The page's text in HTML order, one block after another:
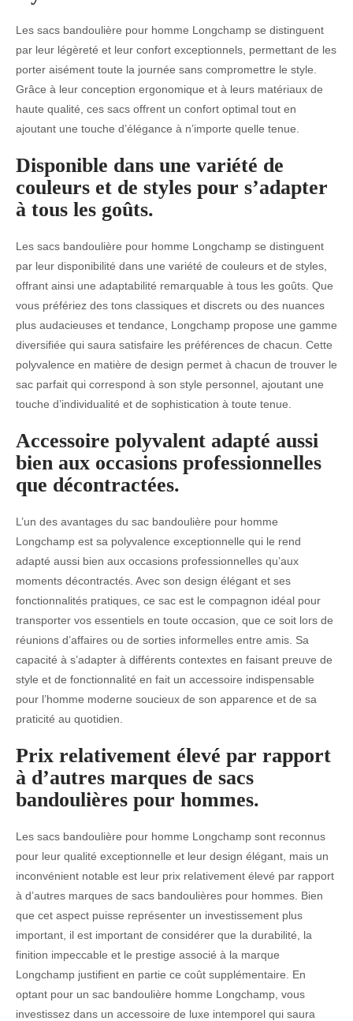
Les sacs bandoulière pour homme Longchamp se distinguent
par leur légèreté et leur confort exceptionnels, permettant de les
porter aisément toute la journée sans compromettre le style.
Grâce à leur conception ergonomique et à leurs matériaux de
haute qualité, ces sacs offrent un confort optimal tout en
ajoutant une touche d’élégance à n’importe quelle tenue.
Disponible dans une variété de
couleurs et de styles pour s’adapter
à tous les goûts.
Les sacs bandoulière pour homme Longchamp se distinguent
par leur disponibilité dans une variété de couleurs et de styles,
offrant ainsi une adaptabilité remarquable à tous les goûts. Que
vous préfériez des tons classiques et discrets ou des nuances
plus audacieuses et tendance, Longchamp propose une gamme
diversifiée qui saura satisfaire les préférences de chacun. Cette
polyvalence en matière de design permet à chacun de trouver le
sac parfait qui correspond à son style personnel, ajoutant une
touche d’individualité et de sophistication à toute tenue.
Accessoire polyvalent adapté aussi
bien aux occasions professionnelles
que décontractées.
L’un des avantages du sac bandoulière pour homme
Longchamp est sa polyvalence exceptionnelle qui le rend
adapté aussi bien aux occasions professionnelles qu’aux
moments décontractés. Avec son design élégant et ses
fonctionnalités pratiques, ce sac est le compagnon idéal pour
transporter vos essentiels en toute occasion, que ce soit lors de
réunions d’affaires ou de sorties informelles entre amis. Sa
capacité à s’adapter à différents contextes en faisant preuve de
style et de fonctionnalité en fait un accessoire indispensable
pour l’homme moderne soucieux de son apparence et de sa
praticité au quotidien.
Prix relativement élevé par rapport
à d’autres marques de sacs
bandoulières pour hommes.
Les sacs bandoulière pour homme Longchamp sont reconnus
pour leur qualité exceptionnelle et leur design élégant, mais un
inconvénient notable est leur prix relativement élevé par rapport
à d’autres marques de sacs bandoulières pour hommes. Bien
que cet aspect puisse représenter un investissement plus
important, il est important de considérer que la durabilité, la
finition impeccable et le prestige associé à la marque
Longchamp justifient en partie ce coût supplémentaire. En
optant pour un sac bandoulière homme Longchamp, vous
investissez dans un accessoire de luxe intemporel qui saura